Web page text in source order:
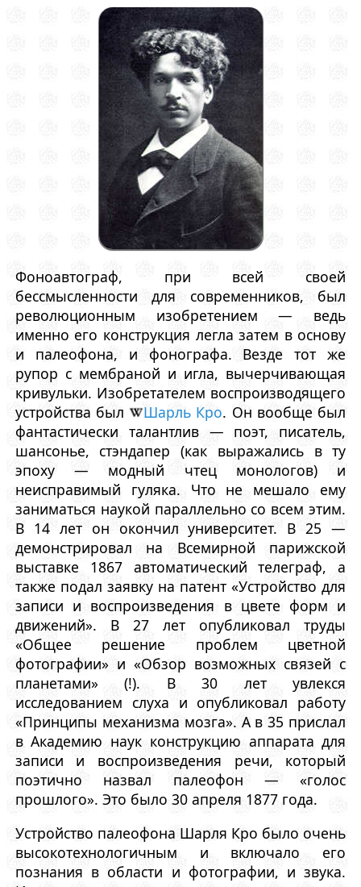
Фоноавтограф, при всей своей
бессмысленности для современников, был
революционным изобретением — ведь
именно его конструкция легла затем в основу
и палеофона, и фонографа. Везде тот же
рупор с мембраной и игла, вычерчивающая
кривульки. Изобретателем воспроизводящего
устройства был
Шарль Кро. Он вообще был
фантастически талантлив — поэт, писатель,
шансонье, стэндапер (как выражались в ту
эпоху — модный чтец монологов) и
неисправимый гуляка. Что не мешало ему
заниматься наукой параллельно со всем этим.
В 14 лет он окончил университет. В 25 —
демонстрировал на Всемирной парижской
выставке 1867 автоматический телеграф, а
также подал заявку на патент «Устройство для
записи и воспроизведения в цвете форм и
движений». В 27 лет опубликовал труды
«Общее решение проблем цветной
фотографии» и «Обзор возможных связей с
планетами» (!). В 30 лет увлекся
исследованием слуха и опубликовал работу
«Принципы механизма мозга». А в 35 прислал
в Академию наук конструкцию аппарата для
записи и воспроизведения речи, который
поэтично назвал палеофон — «голос
прошлого». Это было 30 апреля 1877 года.
Устройство палеофона Шарля Кро было очень
высокотехнологичным и включало его
познания в области и фотографии, и звука.